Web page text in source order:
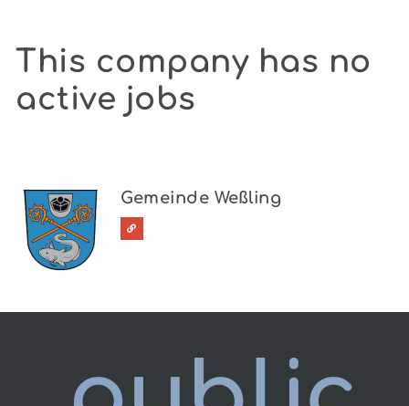
This company has no
active jobs
Gemeinde Weßling